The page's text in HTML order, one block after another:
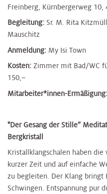
Freinberg, Kürnbergerweg 10,
Begleitung: Sr. M. Rita
Mauschitz
Anmeldung: My Isi Town
Kosten: Zimmer mit Bad/WC
150,–
Mitarbeiter*innen-Ermäßigung:
"Der Gesang der Stille”
Bergkristall
Kristallklangschalen haben
kurzer Zeit und auf einfache
zu begleiten. Der Klang bringt
Schwingen. Entspannung pur